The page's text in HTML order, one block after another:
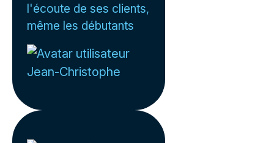
l'écoute de ses clients,
même les débutants
Jean-Christophe